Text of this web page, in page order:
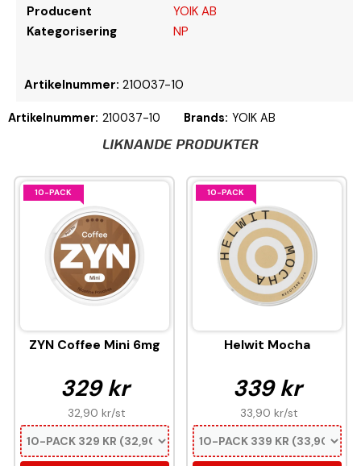
Producent
YOIK AB
Kategorisering
NP
Artikelnummer: 210037-10
Artikelnummer: 210037-10 Brands: YOIK AB
LIKNANDE PRODUKTER
10-PACK
ZYN Coffee Mini 6mg
329 kr
32,90 kr/st
10-PACK
Helwit Mocha
339 kr
33,90 kr/st